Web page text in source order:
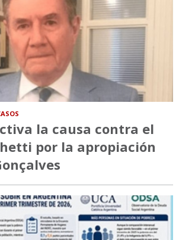
la causa contra el
por la apropiación